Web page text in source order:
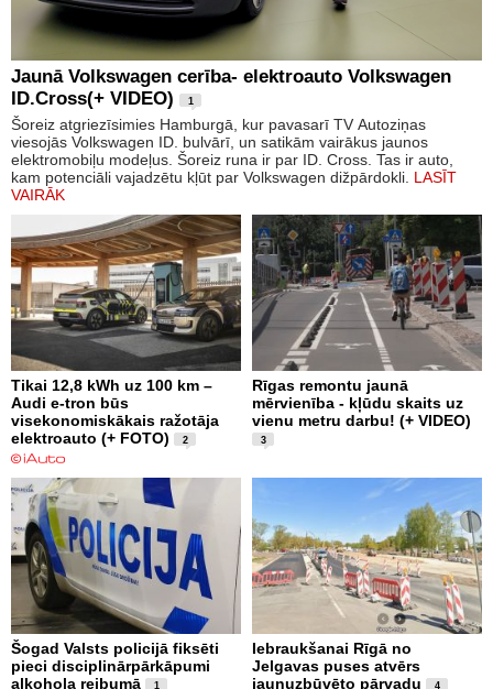
Jaunā Volkswagen cerība- elektroauto Volkswagen
ID.Cross(+ VIDEO)
1
Šoreiz atgriezīsimies Hamburgā, kur pavasarī TV Autoziņas
viesojās Volkswagen ID. bulvārī, un satikām vairākus jaunos
elektromobiļu modeļus. Šoreiz runa ir par ID. Cross. Tas ir auto,
kam potenciāli vajadzētu kļūt par Volkswagen dižpārdokli. LASĪT
VAIRĀK
Tikai 12,8 kWh uz 100 km –
Audi e-tron būs
visekonomiskākais ražotāja
elektroauto (+ FOTO)
2
Rīgas remontu jaunā
mērvienība - kļūdu skaits uz
vienu metru darbu! (+ VIDEO)
3
Šogad Valsts policijā fiksēti
pieci disciplinārpārkāpumi
alkohola reibumā
1
Iebraukšanai Rīgā no
Jelgavas puses atvērs
jaunuzbūvēto pārvadu
4